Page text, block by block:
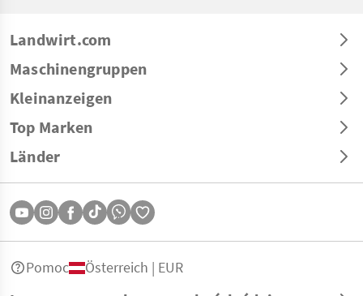
Landwirt.com
Maschinengruppen
Kleinanzeigen
Top Marken
Länder
Pomoc Österreich | EUR